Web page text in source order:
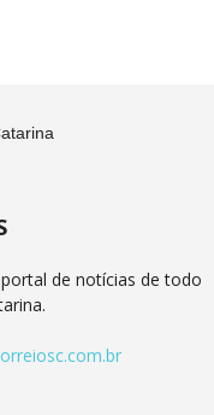
de notícias de todo